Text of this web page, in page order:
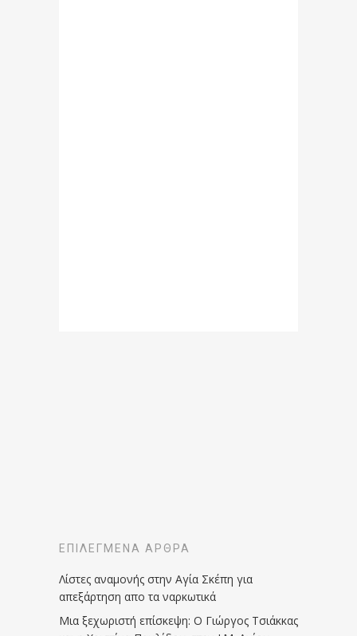
ΕΠΙΛΕΓΜΈΝΑ ΆΡΘΡΑ
Λίστες αναμονής στην Αγία Σκέπη για
απεξάρτηση απο τα ναρκωτικά
Μια ξεχωριστή επίσκεψη: Ο Γιώργος Τσιάκκας